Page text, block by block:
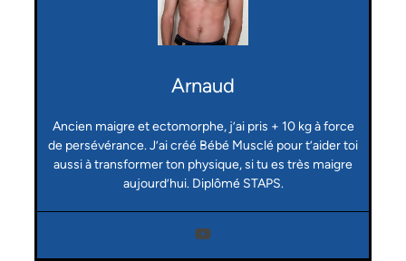
Arnaud
Ancien maigre et ectomorphe, j’ai pris + 10 kg à force
de persévérance. J’ai créé Bébé Musclé pour t’aider toi
aussi à transformer ton physique, si tu es très maigre
aujourd’hui. Diplômé STAPS.